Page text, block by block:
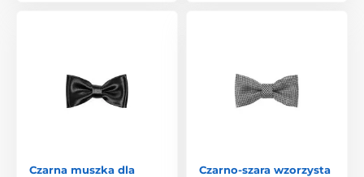
Czarna muszka dla
Czarno-szara wzorzysta